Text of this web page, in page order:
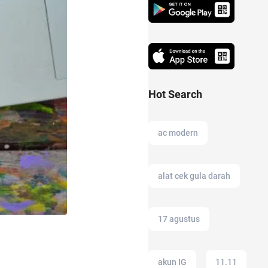
Hot Search
ac modern
alat cek gula darah
17 agustus
akun IG 11.11